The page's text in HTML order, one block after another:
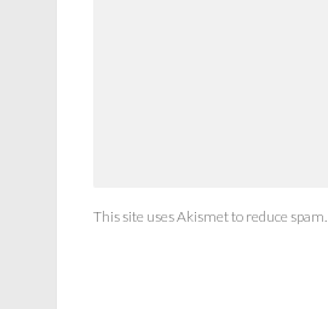
This site uses Akismet to reduce spam.